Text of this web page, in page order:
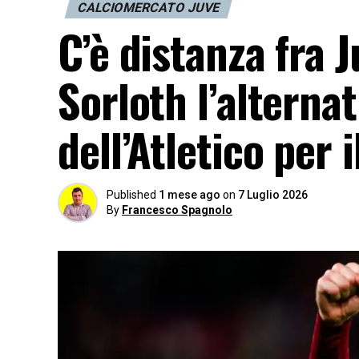
CALCIOMERCATO JUVE
C’è distanza fra
Sorloth
dell’Atletico per
Published 1 mese ago on 7 Luglio 2026
By Francesco Spagnolo